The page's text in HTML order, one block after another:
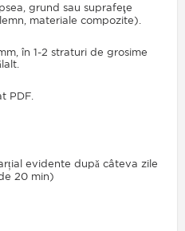
grund sau suprafeţe
materiale compozite).
în 1-2 straturi de grosime
PDF.
evidente după câteva zile
20 min)